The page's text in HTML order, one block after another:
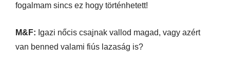
fogalmam sincs ez hogy történhetett!
M&F: Igazi nőcis csajnak vallod magad, vagy azért
van benned valami fiús lazaság is?